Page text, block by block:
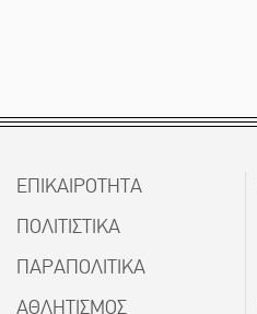
ΕΠΙΚΑΙΡΟΤΗΤΑ
ΠΟΛΙΤΙΣΤΙΚΑ
ΠΑΡΑΠΟΛΙΤΙΚΑ
ΑΘΛΗΤΙΣΜΟΣ